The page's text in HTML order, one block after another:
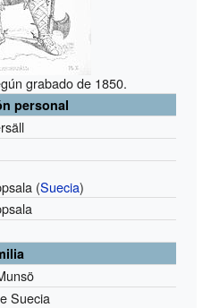
grabado de 1850.
personal
(Suecia)
Suecia